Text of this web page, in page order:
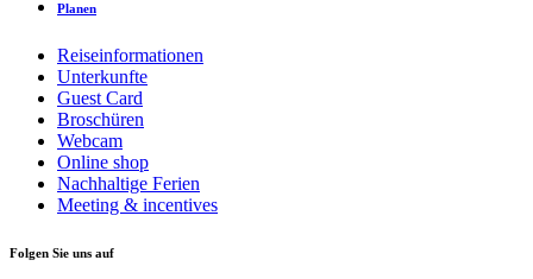
Planen
Reiseinformationen
Unterkunfte
Guest Card
Broschüren
Webcam
Online shop
Nachhaltige Ferien
Meeting & incentives
Folgen Sie uns auf